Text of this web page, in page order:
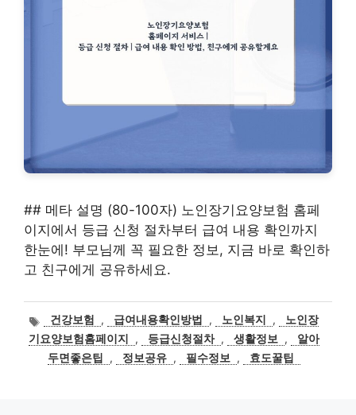
## 메타 설명 (80-100자) 노인장기요양보험 홈페
이지에서 등급 신청 절차부터 급여 내용 확인까지
한눈에! 부모님께 꼭 필요한 정보, 지금 바로 확인하
고 친구에게 공유하세요.
태
그
건강보험 , 급여내용확인방법 , 노인복지 ,
노인장
기요양보험홈페이지
, 등급신청절차 , 생활정보 ,
알아
두면좋은팁
, 정보공유 , 필수정보 , 효도꿀팁